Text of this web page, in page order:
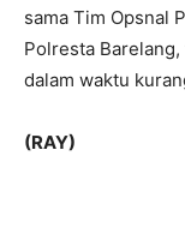
sama Tim Opsnal
Polresta
dalam waktu
(RAY)